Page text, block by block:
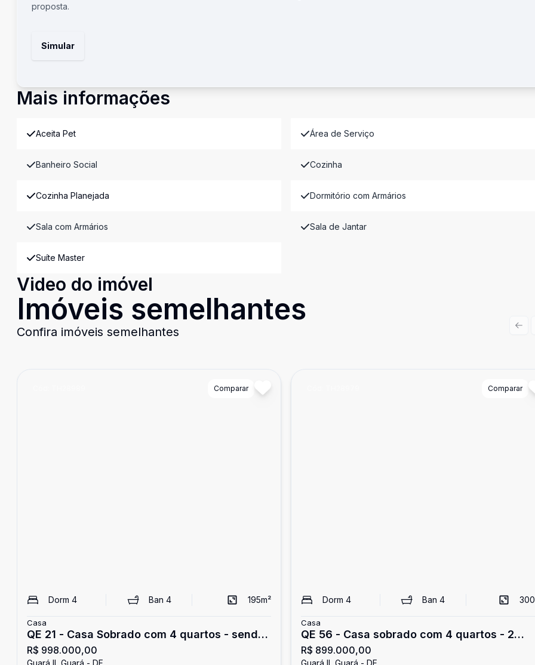
proposta.
Simular
Mais informações
Aceita Pet Área de Serviço
Banheiro Social Cozinha
Cozinha Planejada Dormitório com Armários
Sala com Armários Sala de Jantar
Suíte Master
Video do imóvel
Imóveis semelhantes
Confira imóveis semelhantes
Comparar
Dorm 4 Ban 4 195m²
Casa
QE 21 - Casa Sobrado com 4 quartos - sendo
1 suíte - 2 vagas - Varanda - aceita
R$ 998.000,00
Guará II, Guará - DF
Comparar
Dorm 4 Ban4 300
Casa
QE 56 - Casa sobrado com 4 quartos - 2
suítes - 3 vagas - estuda permutar - Guará
R$ 899.000,00
Guará II, Guará - DF